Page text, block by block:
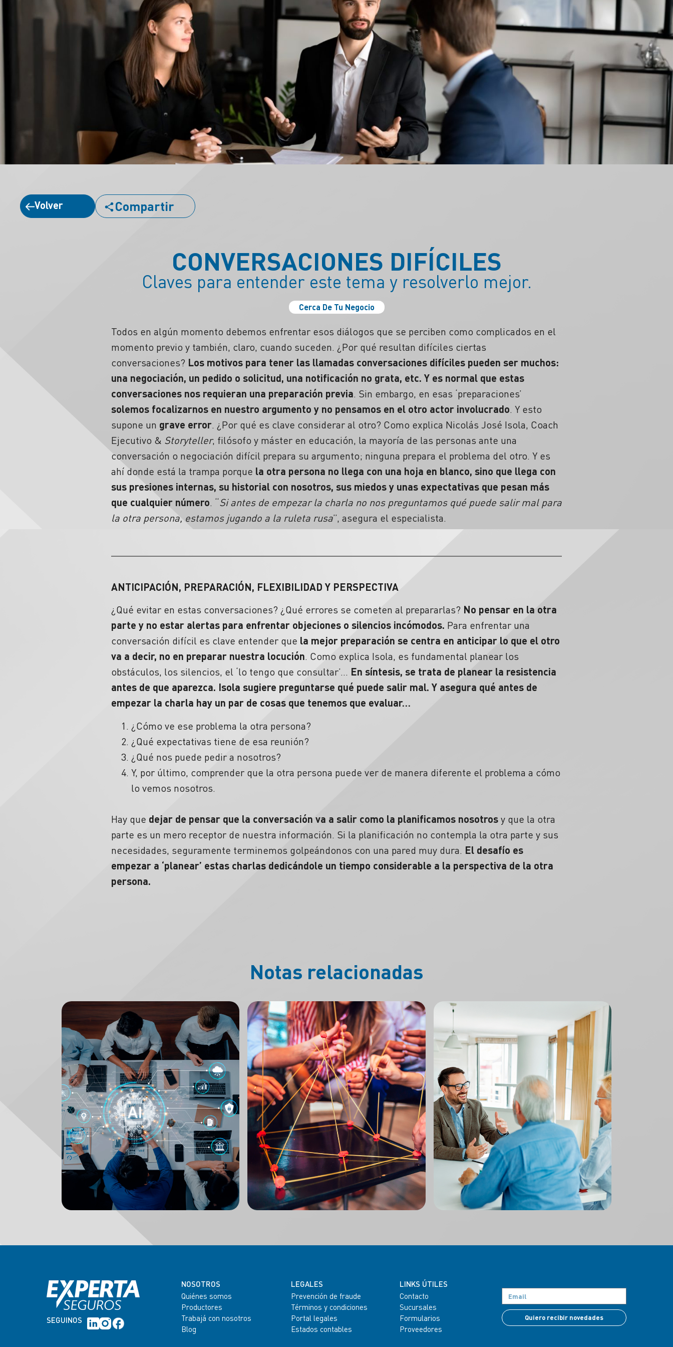
Volver Compartir
CONVERSACIONES DIFÍCILES
Claves para entender este tema y resolverlo mejor.
Cerca De Tu Negocio
Todos en algún momento debemos enfrentar esos diálogos que se perciben como complicados en el
momento previo y también, claro, cuando suceden. ¿Por qué resultan difíciles ciertas
conversaciones? Los motivos para tener las llamadas conversaciones difíciles pueden ser muchos:
una negociación, un pedido o solicitud, una notificación no grata, etc. Y es normal que estas
conversaciones nos requieran una preparación previa. Sin embargo, en esas ‘preparaciones’
solemos focalizarnos en nuestro argumento y no pensamos en el otro actor involucrado. Y esto
supone un grave error. ¿Por qué es clave considerar al otro? Como explica Nicolás José Isola, Coach
Ejecutivo & Storyteller, filósofo y máster en educación, la mayoría de las personas ante una
conversación o negociación difícil prepara su argumento; ninguna prepara el problema del otro. Y es
ahí donde está la trampa porque la otra persona no llega con una hoja en blanco, sino que llega con
sus presiones internas, su historial con nosotros, sus miedos y unas expectativas que pesan más
que cualquier número. “Si antes de empezar la charla no nos preguntamos qué puede salir mal para
la otra persona, estamos jugando a la ruleta rusa”, asegura el especialista.
ANTICIPACIÓN, PREPARACIÓN, FLEXIBILIDAD Y PERSPECTIVA
¿Qué evitar en estas conversaciones? ¿Qué errores se cometen al prepararlas? No pensar en la otra
parte y no estar alertas para enfrentar objeciones o silencios incómodos. Para enfrentar una
conversación difícil es clave entender que la mejor preparación se centra en anticipar lo que el otro
va a decir, no en preparar nuestra locución. Como explica Isola, es fundamental planear los
obstáculos, los silencios, el ‘lo tengo que consultar’… En síntesis, se trata de planear la resistencia
antes de que aparezca. Isola sugiere preguntarse qué puede salir mal. Y asegura qué antes de
empezar la charla hay un par de cosas que tenemos que evaluar…
¿Cómo ve ese problema la otra persona?
¿Qué expectativas tiene de esa reunión?
¿Qué nos puede pedir a nosotros?
Y, por último, comprender que la otra persona puede ver de manera diferente el problema a cómo
lo vemos nosotros.
Hay que dejar de pensar que la conversación va a salir como la planificamos nosotros y que la otra
parte es un mero receptor de nuestra información. Si la planificación no contempla la otra parte y sus
necesidades, seguramente terminemos golpeándonos con una pared muy dura. El desafío es
empezar a ‘planear’ estas charlas dedicándole un tiempo considerable a la perspectiva de la otra
persona.
Notas relacionadas
SEGUINOS
NOSOTROS
Quiénes somos
Productores
Trabajá con nosotros
Blog
LEGALES
Prevención de fraude
Términos y condiciones
Portal legales
Estados contables
LINKS ÚTILES
Contacto
Sucursales
Formularios
Proveedores
Quiero recibir novedades